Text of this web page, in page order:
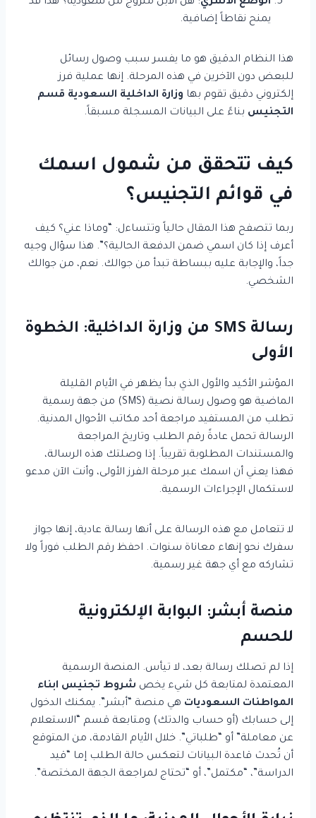
الوضع الأسري: هل الابن متزوج من سعودية؟ هذا قد
يمنح نقاطاً إضافية.
هذا النظام الدقيق هو ما يفسر سبب وصول رسائل
للبعض دون الآخرين في هذه المرحلة. إنها عملية فرز
إلكتروني دقيق تقوم بها وزارة الداخلية السعودية قسم
التجنيس بناءً على البيانات المسجلة مسبقاً.
كيف تتحقق من شمول اسمك
في قوائم التجنيس؟
ربما تتصفح هذا المقال حالياً وتتساءل: “وماذا عني؟ كيف
أعرف إذا كان اسمي ضمن الدفعة الحالية؟”. هذا سؤال وجيه
جداً، والإجابة عليه ببساطة تبدأ من جوالك. نعم، من جوالك
الشخصي.
رسالة SMS من وزارة الداخلية: الخطوة
الأولى
المؤشر الأكيد والأول الذي بدأ يظهر في الأيام القليلة
الماضية هو وصول رسالة نصية (SMS) من جهة رسمية
تطلب من المستفيد مراجعة أحد مكاتب الأحوال المدنية.
الرسالة تحمل عادةً رقم الطلب وتاريخ المراجعة
والمستندات المطلوبة تقريباً. إذا وصلتك هذه الرسالة،
فهذا يعني أن اسمك عبر مرحلة الفرز الأولى، وأنت الآن مدعو
لاستكمال الإجراءات الرسمية.
لا تتعامل مع هذه الرسالة على أنها رسالة عادية، إنها جواز
سفرك نحو إنهاء معاناة سنوات. احفظ رقم الطلب فوراً ولا
تشاركه مع أي جهة غير رسمية.
منصة أبشر: البوابة الإلكترونية
للحسم
إذا لم تصلك رسالة بعد، لا تيأس. المنصة الرسمية
المعتمدة لمتابعة كل شيء يخص شروط تجنيس ابناء
المواطنات السعوديات هي منصة “أبشر”. يمكنك الدخول
إلى حسابك (أو حساب والدتك) ومتابعة قسم “الاستعلام
عن معاملة” أو “طلباتي”. خلال الأيام القادمة، من المتوقع
أن تُحدث قاعدة البيانات لتعكس حالة الطلب إما “قيد
الدراسة”، “مكتمل”، أو “تحتاج لمراجعة الجهة المختصة”.